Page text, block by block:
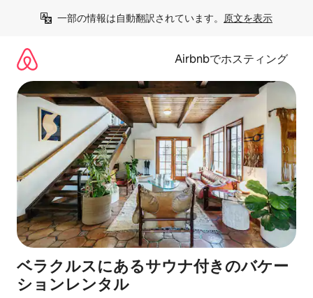
一部の情報は自動翻訳されています。 原文を表示
Airbnbでホスティング
ベラクルスにあるサウナ付きのバケー
ションレンタル